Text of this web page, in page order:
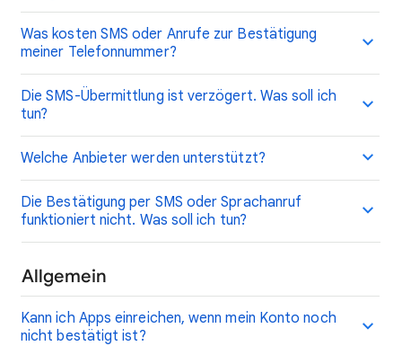
Was kosten SMS oder Anrufe zur Bestätigung
meiner Telefonnummer?
Die SMS-Übermittlung ist verzögert. Was soll ich
tun?
Welche Anbieter werden unterstützt?
Die Bestätigung per SMS oder Sprachanruf
funktioniert nicht. Was soll ich tun?
Allgemein
Kann ich Apps einreichen, wenn mein Konto noch
nicht bestätigt ist?